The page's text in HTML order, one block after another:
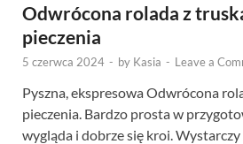
Odwrócona rolada z
pieczenia
5 czerwca 2024 - by Kasia - Leave a
Pyszna, ekspresowa Odwrócona
pieczenia. Bardzo prosta w
wygląda i dobrze się kroi.